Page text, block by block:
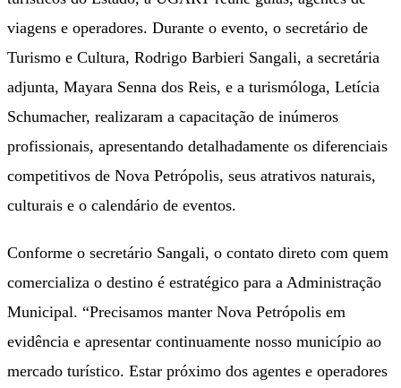
viagens e operadores. Durante o evento, o secretário de
Turismo e Cultura, Rodrigo Barbieri Sangali, a secretária
adjunta, Mayara Senna dos Reis, e a turismóloga, Letícia
Schumacher, realizaram a capacitação de inúmeros
profissionais, apresentando detalhadamente os diferenciais
competitivos de Nova Petrópolis, seus atrativos naturais,
culturais e o calendário de eventos.
Conforme o secretário Sangali, o contato direto com quem
comercializa o destino é estratégico para a Administração
Municipal. “Precisamos manter Nova Petrópolis em
evidência e apresentar continuamente nosso município ao
mercado turístico. Estar próximo dos agentes e operadores